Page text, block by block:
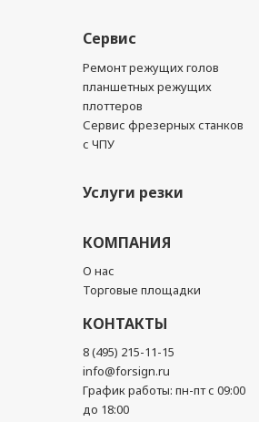
Сервис
Ремонт режущих голов
планшетных режущих
плоттеров
Сервис фрезерных станков
с ЧПУ
Услуги резки
КОМПАНИЯ
О нас
Торговые площадки
КОНТАКТЫ
8 (495) 215-11-15
info@forsign.ru
График работы: пн-пт с 09:00
до 18:00